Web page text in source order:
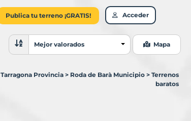
Publica tu terreno ¡GRATIS! Acceder
Ordenar resultados
Mejor valorados Mapa
Tarragona Provincia > Roda de Barà Municipio > Terrenos
baratos